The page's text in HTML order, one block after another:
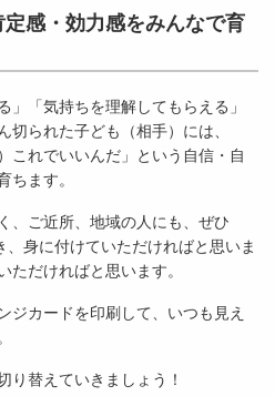
感・効力感をみんなで育
「気持ちを理解してもらえる」
切られた子ども（相手）には、
これでいいんだ」という自信・自
ちます。
、ご近所、地域の人にも、ぜひ
、身に付けていただければと思いま
ただければと思います。
カードを印刷して、いつも見え
替えていきましょう！